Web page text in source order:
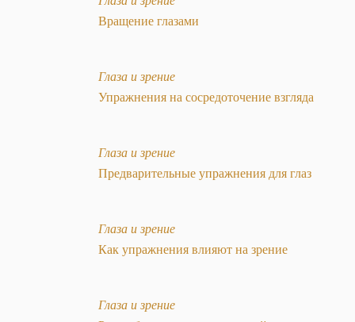
Вращение глазами
Глаза и зрение
Упражнения на сосредоточение взгляда
Глаза и зрение
Предварительные упражнения для глаз
Глаза и зрение
Как упражнения влияют на зрение
Глаза и зрение